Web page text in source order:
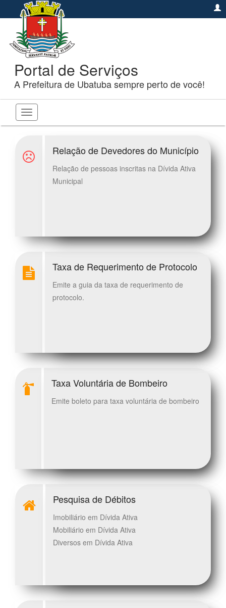
Portal de Serviços
A Prefeitura de Ubatuba sempre perto de você!
Toggle
navigation
Relação de Devedores do Município
Relação de pessoas inscritas na Dívida Ativa
Municipal
Taxa de Requerimento de Protocolo
Emite a guia da taxa de requerimento de
protocolo.
Taxa Voluntária de Bombeiro
Emite boleto para taxa voluntária de bombeiro
Pesquisa de Débitos
Imobiliário em Dívida Ativa
Mobiliário em Dívida Ativa
Diversos em Dívida Ativa